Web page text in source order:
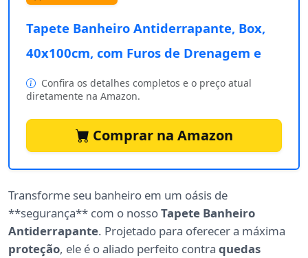
Tapete Banheiro Antiderrapante, Box,
40x100cm, com Furos de Drenagem e
Confira os detalhes completos e o preço atual
diretamente na Amazon.
Comprar na Amazon
Transforme seu banheiro em um oásis de
**segurança** com o nossoTapete Banheiro
Antiderrapante. Projetado para oferecer a máxima
proteção, ele é o aliado perfeito contra quedas